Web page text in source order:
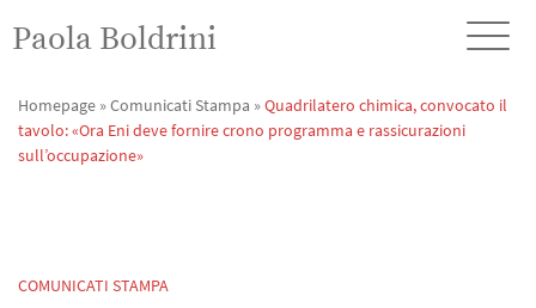
Paola Boldrini
Homepage »Comunicati Stampa »Quadrilatero chimica, convocato il
tavolo: «Ora Eni deve fornire crono programma e rassicurazioni
sull’occupazione»
COMUNICATI STAMPA